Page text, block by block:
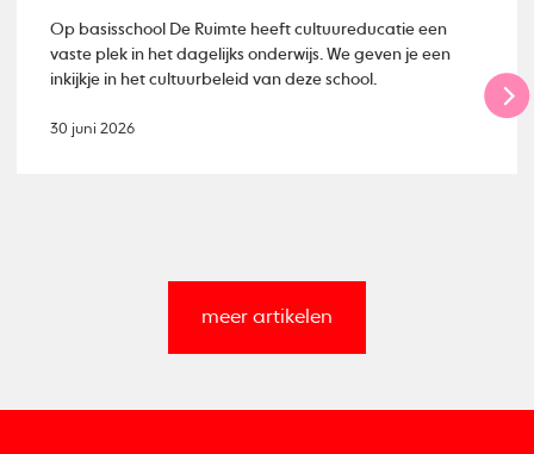
Op basisschool De Ruimte heeft cultuureducatie een
vaste plek in het dagelijks onderwijs. We geven je een
inkijkje in het cultuurbeleid van deze school.
30 juni 2026
meer artikelen